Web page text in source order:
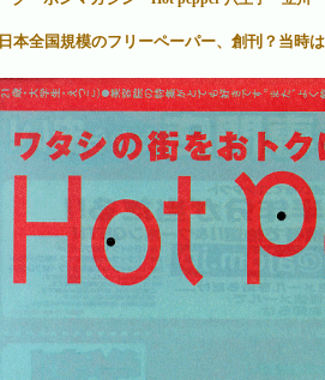
日本全国規模のフリーペーパー、創刊？当時